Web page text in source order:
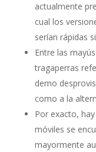
actualmente
cual los
serían rápidas
Entre las
tragaperras
demo
como a la
Por exacto,
móviles se
mayormente